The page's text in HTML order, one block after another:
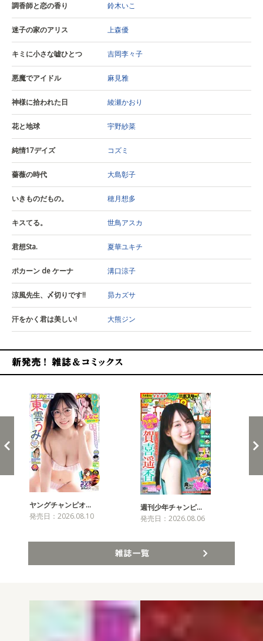
調香師と恋の香り 鈴木いこ
迷子の家のアリス 上森優
キミに小さな嘘ひとつ 吉岡李々子
悪魔でアイドル 麻見雅
神様に拾われた日 綾瀬かおり
花と地球 宇野紗菜
純情17デイズ コズミ
薔薇の時代 大島彰子
いきものだもの。 穂月想多
キスてる。 世鳥アスカ
君想Sta. 夏華ユキチ
ポカーン de ケーナ 溝口涼子
涼風先生、〆切りです!! 昴カズサ
汗をかく君は美しい! 大熊ジン
ヤングチャンピオ…
発売日：2026.08.10
週刊少年チャンピ…
発売日：2026.08.06